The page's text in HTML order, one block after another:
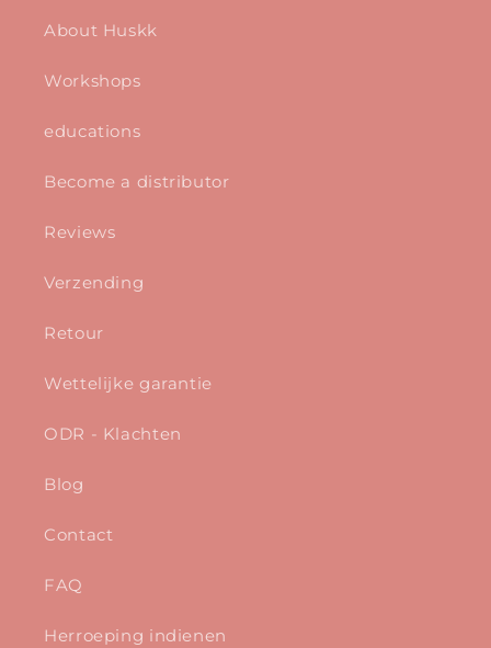
About Huskk
Workshops
educations
Become a distributor
Reviews
Verzending
Retour
Wettelijke garantie
ODR - Klachten
Blog
Contact
FAQ
Herroeping indienen